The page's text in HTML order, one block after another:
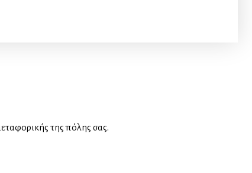
της πόλης σας.